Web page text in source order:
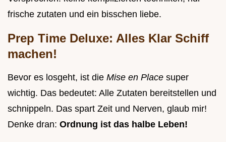
frische zutaten und ein bisschen liebe.
Prep Time Deluxe: Alles Klar Schiff
machen!
Bevor es losgeht, ist die Mise en Place super
wichtig. Das bedeutet: Alle Zutaten bereitstellen und
schnippeln. Das spart Zeit und Nerven, glaub mir!
Denke dran: Ordnung ist das halbe Leben!